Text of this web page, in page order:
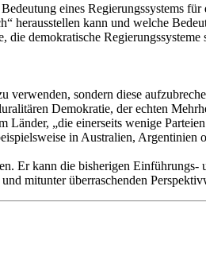
eines Regierungssystems
herausstellen kann und welche
demokratische
sondern diese
Demokratie, der echten
„die einerseits wenige
in Australien, Argentinien
Er kann die bisherigen
mitunter überraschenden